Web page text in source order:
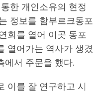
한 개인소유의 현정
정보를 함부르크동포
회를 열어 이곳 동포
열어가는 역사가 생겼
에서 주문을 했다.
이를 잘 연구하고 시